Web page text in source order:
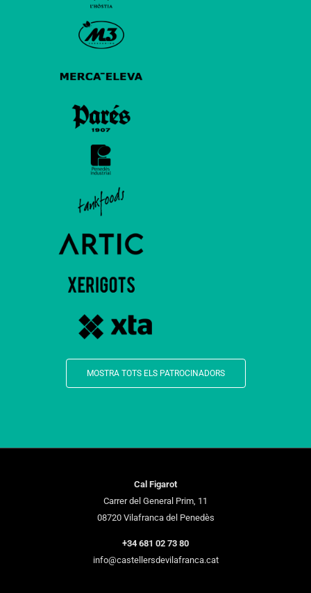
MOSTRA TOTS ELS PATROCINADORS
Cal Figarot
Carrer del General Prim, 11
08720 Vilafranca del Penedès
+34 681 02 73 80
info@castellersdevilafranca.cat